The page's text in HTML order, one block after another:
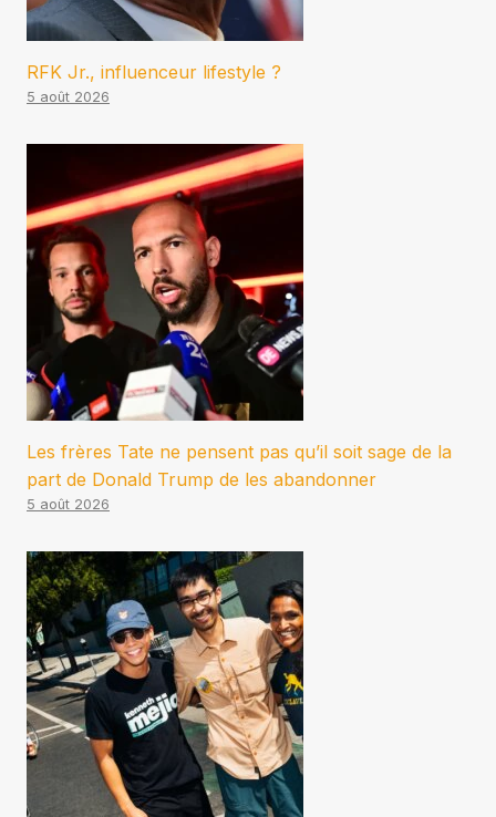
RFK Jr., influenceur lifestyle ?
5 août 2026
Les frères Tate ne pensent pas qu’il soit sage de la
part de Donald Trump de les abandonner
5 août 2026